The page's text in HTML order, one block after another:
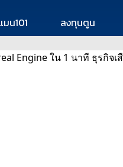
น101 ลงทุนตูน